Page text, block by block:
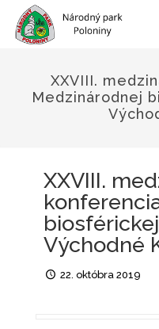
XXVIII.
Medzinárodnej
XXVIII.
Východné
22. októbra 2019